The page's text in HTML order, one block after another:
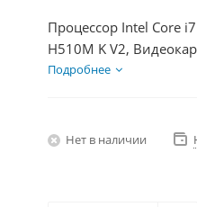
Процессор Intel Core
H510M K V2,
HDD 2Тб, БП 350Вт
Подробнее
Нет в наличии